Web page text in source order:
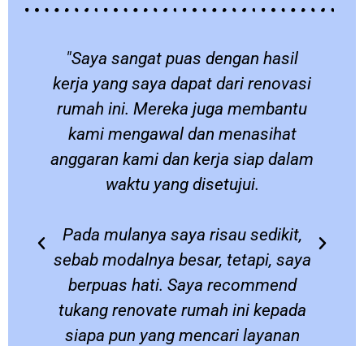
"Saya sangat puas dengan hasil
kerja yang saya dapat dari renovasi
rumah ini. Mereka juga membantu
kami mengawal dan menasihat
anggaran kami dan kerja siap dalam
waktu yang disetujui.
Pada mulanya saya risau sedikit,
sebab modalnya besar, tetapi, saya
berpuas hati. Saya recommend
tukang renovate rumah ini kepada
siapa pun yang mencari layanan